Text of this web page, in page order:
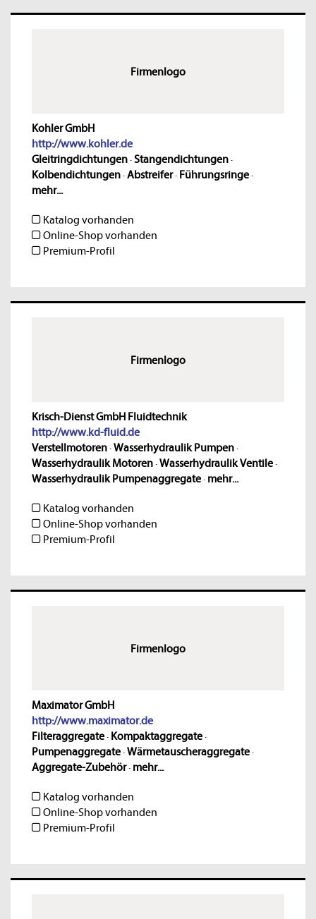
Firmenlogo
Kohler GmbH
http://www.kohler.de
Gleitringdichtungen·Stangendichtungen·
Kolbendichtungen·Abstreifer· Führungsringe·
mehr...
Katalog vorhanden
Online-Shop vorhanden
Premium-Profil
Firmenlogo
Krisch-Dienst GmbH Fluidtechnik
http://www.kd-fluid.de
Verstellmotoren·Wasserhydraulik Pumpen·
Wasserhydraulik Motoren·Wasserhydraulik Ventile·
Wasserhydraulik Pumpenaggregate· mehr...
Katalog vorhanden
Online-Shop vorhanden
Premium-Profil
Firmenlogo
Maximator GmbH
http://www.maximator.de
Filteraggregate· Kompaktaggregate·
Pumpenaggregate·Wärmetauscheraggregate·
Aggregate-Zubehör· mehr...
Katalog vorhanden
Online-Shop vorhanden
Premium-Profil